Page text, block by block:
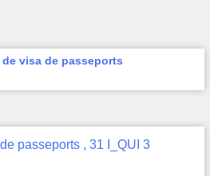
visa de passeports
passeports , 31 I_QUI 3